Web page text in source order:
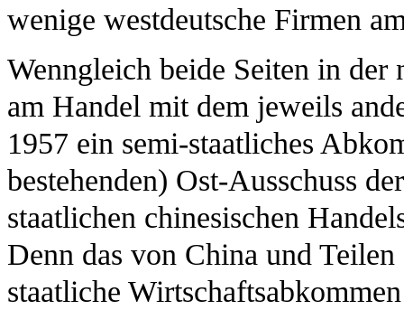
wenige westdeutsche Firmen
Wenngleich beide Seiten in der
am Handel mit dem jeweils
1957 ein semi-staatliches
bestehenden) Ost-Ausschuss
staatlichen chinesischen
Denn das von China und
staatliche